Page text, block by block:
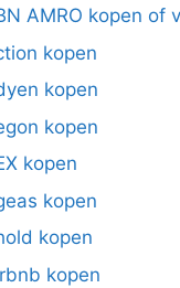
AMRO kopen of
kopen
kopen
kopen
kopen
kopen
kopen
kopen